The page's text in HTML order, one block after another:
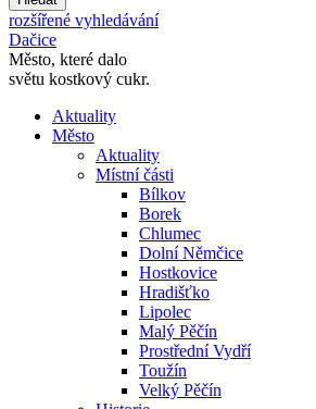
rozšířené vyhledávání
Dačice
Město, které dalo
světu kostkový cukr.
Aktuality
Město
Aktuality
Místní části
Bílkov
Borek
Chlumec
Dolní Němčice
Hostkovice
Hradišťko
Lipolec
Malý Pěčín
Prostřední Vydří
Toužín
Velký Pěčín